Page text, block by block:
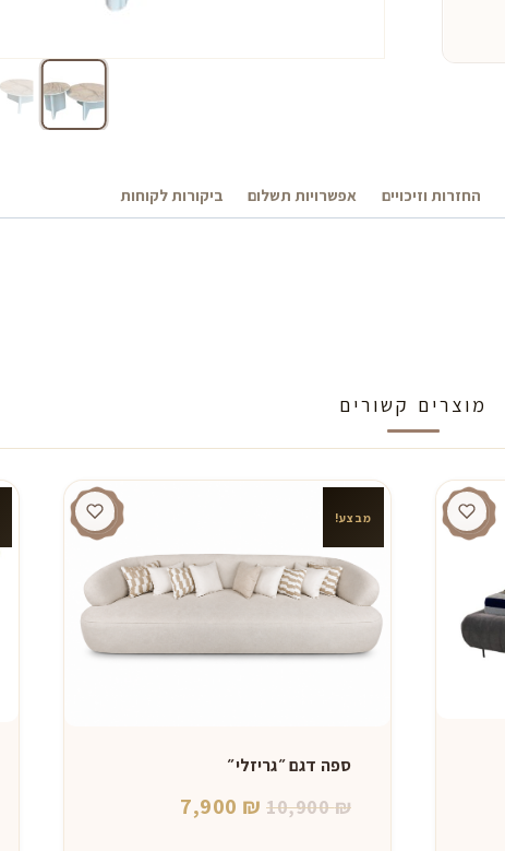
החזרות וזיכויים אפשרויות תשלום ביקורות לקוחות
מוצרים קשורים
מבצע!
ספה דגם ״גריזלי״
10,900₪
המחיר
7,900 ₪